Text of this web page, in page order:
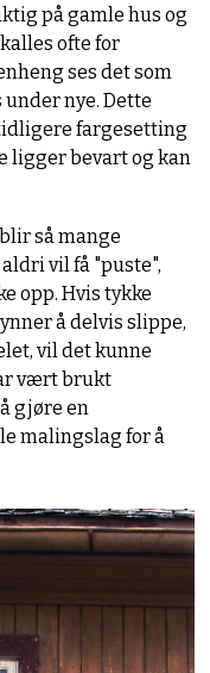
på gamle hus og
ofte for
ses det som
nye. Dette
fargesetting
ligger bevart og kan
så mange
vil få "puste",
opp. Hvis tykke
å delvis slippe,
vil det kunne
vært brukt
gjøre en
malingslag for å